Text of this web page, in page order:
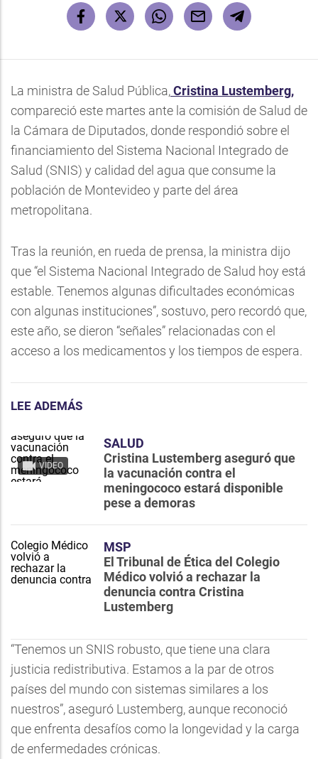
La ministra de Salud Pública,Cristina Lustemberg,
compareció este martes ante la comisión de Salud de
la Cámara de Diputados, donde respondió sobre el
financiamiento del Sistema Nacional Integrado de
Salud (SNIS) y calidad del agua que consume la
población de Montevideo y parte del área
metropolitana.
Tras la reunión, en rueda de prensa, la ministra dijo
que “el Sistema Nacional Integrado de Salud hoy está
estable. Tenemos algunas dificultades económicas
con algunas instituciones”, sostuvo, pero recordó que,
este año, se dieron “señales” relacionadas con el
acceso a los medicamentos y los tiempos de espera.
LEE ADEMÁS
VIDEO
SALUD
Cristina Lustemberg aseguró que
la vacunación contra el
meningococo estará disponible
pese a demoras
MSP
El Tribunal de Ética del Colegio
Médico volvió a rechazar la
denuncia contra Cristina
Lustemberg
“Tenemos un SNIS robusto, que tiene una clara
justicia redistributiva. Estamos a la par de otros
países del mundo con sistemas similares a los
nuestros”, aseguró Lustemberg, aunque reconoció
que enfrenta desafíos como la longevidad y la carga
de enfermedades crónicas.